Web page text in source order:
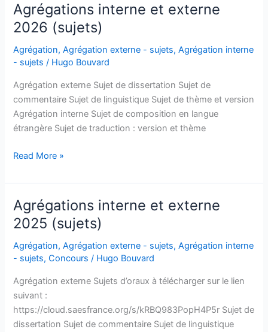
Agrégations interne et externe
2026 (sujets)
Agrégation,Agrégation externe - sujets,Agrégation interne
- sujets / Hugo Bouvard
Agrégation externe Sujet de dissertation Sujet de
commentaire Sujet de linguistique Sujet de thème et version
Agrégation interne Sujet de composition en langue
étrangère Sujet de traduction : version et thème
Agrégations
et
externe
2026
(sujets)
Read More »
Agrégations interne et externe
2025 (sujets)
Agrégation,Agrégation externe - sujets,Agrégation interne
- sujets,Concours / Hugo Bouvard
Agrégation externe Sujets d’oraux à télécharger sur le lien
suivant :
https://cloud.saesfrance.org/s/kRBQ983PopH4P5r Sujet de
dissertation Sujet de commentaire Sujet de linguistique